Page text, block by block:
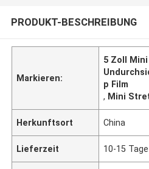
PRODUKT-BESCHREIBUNG
Markieren:
5 Zoll
p Film
, Mini
Herkunftsort China
Lieferzeit 10-15 Tage